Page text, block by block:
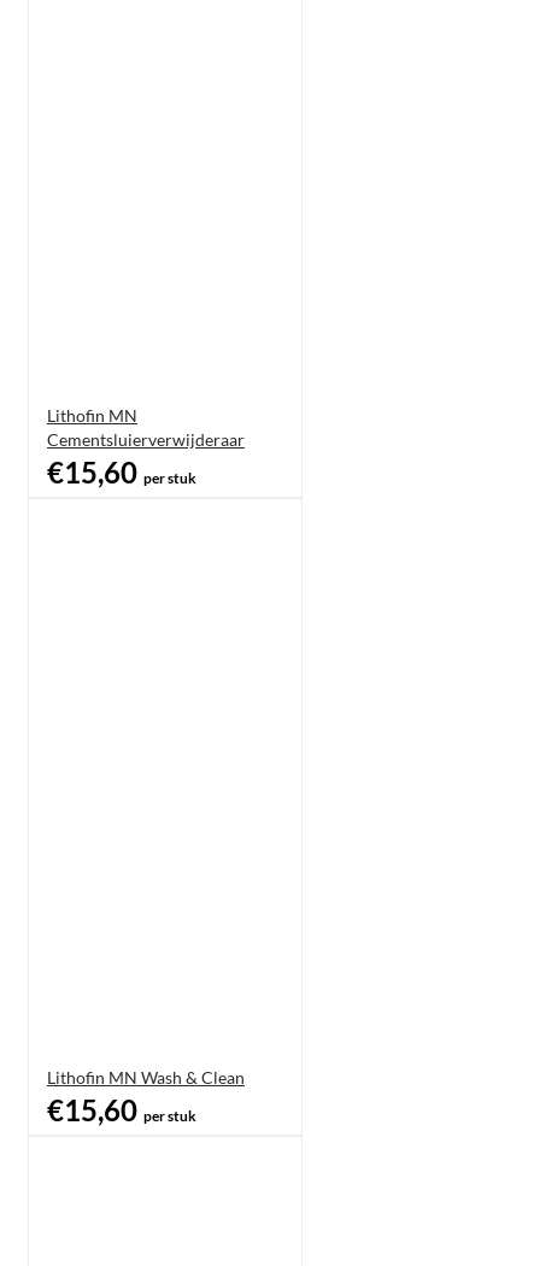
Lithofin MN
Cementsluierverwijderaar
€15,60 per stuk
Lithofin MN Wash & Clean
€15,60 per stuk